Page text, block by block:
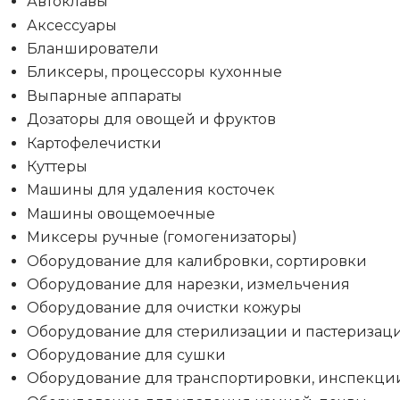
Аксессуары
Бланширователи
Бликсеры, процессоры кухонные
Выпарные аппараты
Дозаторы для овощей и фруктов
Картофелечистки
Куттеры
Машины для удаления косточек
Машины овощемоечные
Миксеры ручные (гомогенизаторы)
Оборудование для калибровки, сортировки
Оборудование для нарезки, измельчения
Оборудование для очистки кожуры
Оборудование для стерилизации и
Оборудование для сушки
Оборудование для транспортировки,